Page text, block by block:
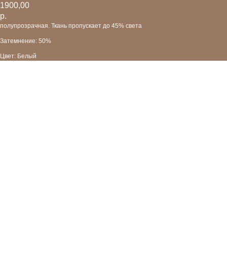
1900,00
р.
полупрозрачная. Ткань пропускает до 45% света
Затемнение: 50%
Цвет: Белый